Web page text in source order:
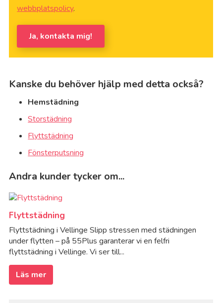
webbplatspolicy.
Ja, kontakta mig!
Kanske du behöver hjälp med detta också?
Hemstädning
Storstädning
Flyttstädning
Fönsterputsning
Andra kunder tycker om...
Flyttstädning
Flyttstädning i Vellinge Slipp stressen med städningen
under flytten – på 55Plus garanterar vi en felfri
flyttstädning i Vellinge. Vi ser till...
Läs mer